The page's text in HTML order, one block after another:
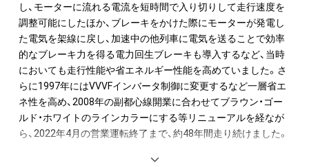
し、モーターに流れる電流を短時間で入り切りして走行速度を
調整可能にしたほか、ブレーキをかけた際にモーターが発電し
た電気を架線に戻し、加速中の他列車に電気を送ることで効率
的なブレーキ力を得る電力回生ブレーキも導入するなど、当時
においても走行性能や省エネルギー性能を高めていました。さ
らに1997年にはVVVFインバータ制御に変更するなど一層省エ
ネ性を高め、2008年の副都心線開業に合わせてブラウン・ゴー
ルド・ホワイトのラインカラーにする等リニューアルを経なが
ら、2022年4月の営業運転終了まで、約48年間走り続けました。